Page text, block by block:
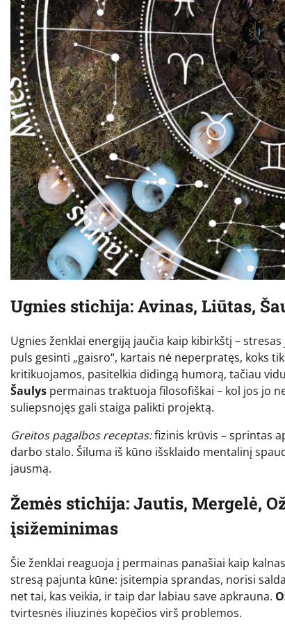
Ugnies stichija: Avinas, Liūtas,
Ugnies ženklai energiją jaučia kaip kibirkštį –
puls gesinti „gaisro“, kartais nė neperpratęs, koks
kritikuojamos, pasitelkia didingą humorą, tačiau
Šaulys permainas traktuoja filosofiškai – kol jos jo
suliepsnojęs gali staiga palikti projektą.
Greitos pagalbos receptas:fizinis krūvis – sprintas
darbo stalo. Šiluma iš kūno išsklaido mentalinį
jausmą.
Žemės stichija: Jautis, Mergelė,
įsižeminimas
Šie ženklai reaguoja į permainas panašiai kaip
stresą pajunta kūne: įsitempia sprandas, norisi
net tai, kas veikia, ir taip dar labiau save apkrauna.
tvirtesnės iliuzinės kopėčios virš problemos.